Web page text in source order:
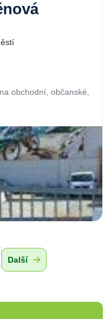
obchodní, občanské,
Další